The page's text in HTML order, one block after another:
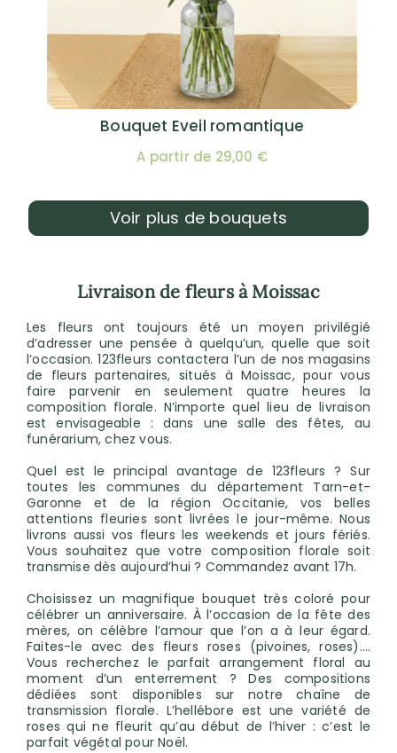
Bouquet Eveil romantique
A partir de 29,00 €
Voir plus de bouquets
Livraison de fleurs à Moissac
Les fleurs ont toujours été un moyen privilégié
d’adresser une pensée à quelqu’un, quelle que soit
l’occasion. 123fleurs contactera l’un de nos magasins
de fleurs partenaires, situés à Moissac, pour vous
faire parvenir en seulement quatre heures la
composition florale. N’importe quel lieu de livraison
est envisageable : dans une salle des fêtes, au
funérarium, chez vous.
Quel est le principal avantage de 123fleurs ? Sur
toutes les communes du département Tarn-et-
Garonne et de la région Occitanie, vos belles
attentions fleuries sont livrées le jour-même. Nous
livrons aussi vos fleurs les weekends et jours fériés.
Vous souhaitez que votre composition florale soit
transmise dès aujourd’hui ? Commandez avant 17h.
Choisissez un magnifique bouquet très coloré pour
célébrer un anniversaire. À l’occasion de la fête des
mères, on célèbre l’amour que l’on a à leur égard.
Faites-le avec des fleurs roses (pivoines, roses)….
Vous recherchez le parfait arrangement floral au
moment d’un enterrement ? Des compositions
dédiées sont disponibles sur notre chaîne de
transmission florale. L’hellébore est une variété de
roses qui ne fleurit qu’au début de l’hiver : c’est le
parfait végétal pour Noël.